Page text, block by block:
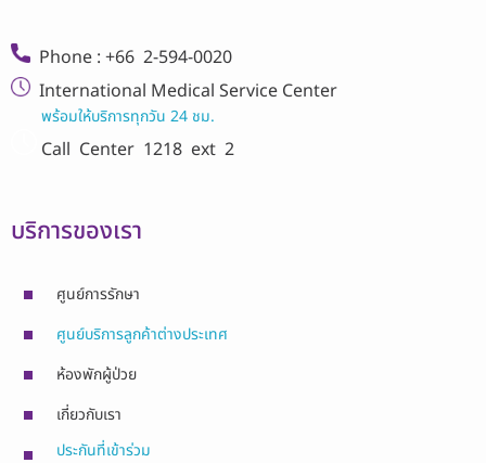
Phone : +66 2-594-0020
International Medical Service Center
พร้อมให้บริการทุกวัน 24 ชม.
Call Center 1218 ext 2
บริการของเรา
ศูนย์การรักษา
ศูนย์บริการลูกค้าต่างประเทศ
ห้องพักผู้ป่วย
เกี่ยวกับเรา
ประกันที่เข้าร่วม